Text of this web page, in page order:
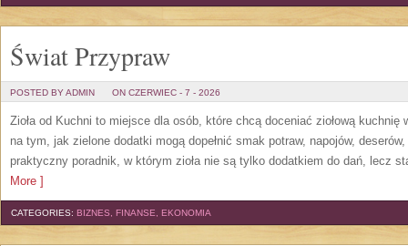
Świat Przypraw
POSTED BY ADMIN ON CZERWIEC - 7 - 2026
Zioła od Kuchni to miejsce dla osób, które chcą doceniać ziołową
na tym, jak zielone dodatki mogą dopełnić smak potraw, napojów,
praktyczny poradnik, w którym zioła nie są tylko dodatkiem do dań, lecz
More ]
CATEGORIES: BIZNES, FINANSE, EKONOMIA